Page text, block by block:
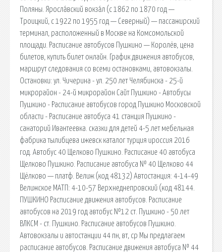
Поляны. Яросла́вский вокза́л (с 1862 по 1870 год —
Троицкий, с 1922 по 1955 год — Северный) — пассажирский
терминал, расположенный в Москве на Комсомольской
площади. Расписание автобусов Пушкино — Королёв, цена
билетов, купить билет онлайн. График движения автобусов,
маршрут следования со всеми остановками, автовокзалы.
Остановки: ул. Чичерина - ул. 250 лет Челябинска - 25-й
микрорайон - 24-й микрорайон Сайт Пушкино - Автобусы
Пушкино - Расписание автобусов город Пушкино Московской
области - Расписание автобуса 41 станция Пушкино -
санаторий Ивантеевка. сказки для детей 4-5 лет мебельная
фабрика тылибцева ижевск каталог турция ироссия 2016
год. Автобус 40 Щелково Пушкино. Расписание 40 автобуса
Щелково Пушкино. Расписание автобуса № 40 Щелково 44
Щёлково — платф. Велиж (код 48132) Автостанция: 4-14-49
Велижское МАТП: 4-10-57 Верхнеднепровский (код 48144.
ПУШКИНО Расписание движения автобусов. Расписание
автобусов на 2019 год автобус №12 ст. Пушкино - 50 лет
ВЛКСМ - ст. Пушкино. Расписание автобусов Пушкино.
Автовокзалы и автостанции 44 пн, вт, ср Мы предлагаем
расписание автобусов. Расписание движения автобуса № 44